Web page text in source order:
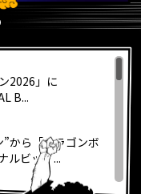
2026」に
B...
から「ドラゴンボ
ルビッグ...